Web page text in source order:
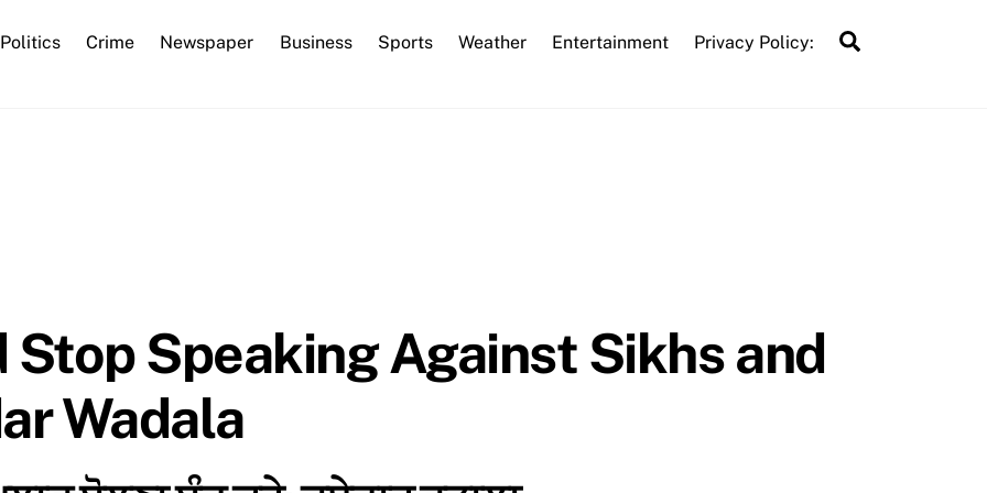
Politics Crime Newspaper Business Sports Weather Entertainment Privacy Policy:
Stop Speaking Against Sikhs and
Wadala
To